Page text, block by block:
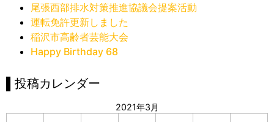
尾張西部排水対策推進協議会提案活動
運転免許更新しました
稲沢市高齢者芸能大会
Happy Birthday 68
▌投稿カレンダー
2021年3月